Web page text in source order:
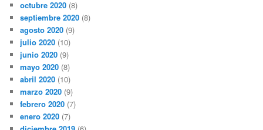
octubre 2020 (8)
septiembre 2020 (8)
agosto 2020 (9)
julio 2020 (10)
junio 2020 (9)
mayo 2020 (8)
abril 2020 (10)
marzo 2020 (9)
febrero 2020 (7)
enero 2020 (7)